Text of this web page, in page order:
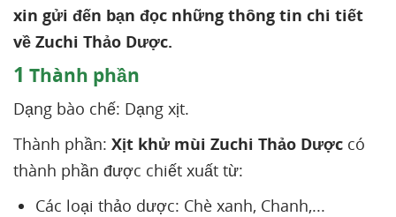
xin gửi đến bạn đọc những thông tin chi tiết
về Zuchi Thảo Dược.
1 Thành phần
Dạng bào chế: Dạng xịt.
Thành phần: Xịt khử mùi Zuchi Thảo Dược có
thành phần được chiết xuất từ:
Các loại thảo dược: Chè xanh, Chanh,...